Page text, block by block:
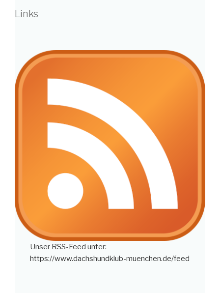
Links
Unser RSS-Feed unter:
https://www.dachshundklub-muenchen.de/feed